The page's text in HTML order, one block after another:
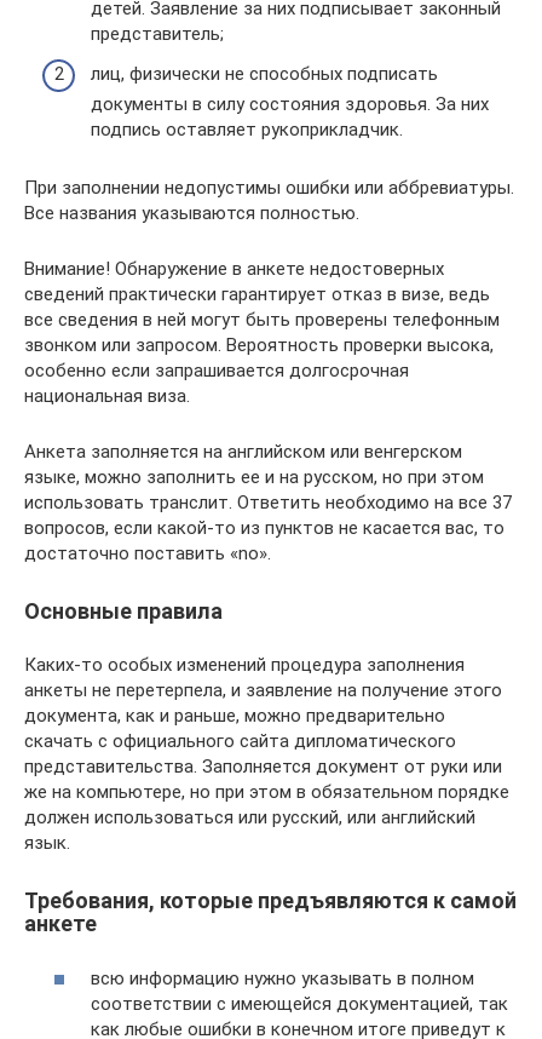
детей. Заявление за них подписывает законный
представитель;
лиц, физически не способных подписать
документы в силу состояния здоровья. За них
подпись оставляет рукоприкладчик.
При заполнении недопустимы ошибки или аббревиатуры.
Все названия указываются полностью.
Внимание! Обнаружение в анкете недостоверных
сведений практически гарантирует отказ в визе, ведь
все сведения в ней могут быть проверены телефонным
звонком или запросом. Вероятность проверки высока,
особенно если запрашивается долгосрочная
национальная виза.
Анкета заполняется на английском или венгерском
языке, можно заполнить ее и на русском, но при этом
использовать транслит. Ответить необходимо на все 37
вопросов, если какой-то из пунктов не касается вас, то
достаточно поставить «no».
Основные правила
Каких-то особых изменений процедура заполнения
анкеты не перетерпела, и заявление на получение этого
документа, как и раньше, можно предварительно
скачать с официального сайта дипломатического
представительства. Заполняется документ от руки или
же на компьютере, но при этом в обязательном порядке
должен использоваться или русский, или английский
язык.
Требования, которые предъявляются к самой
анкете
всю информацию нужно указывать в полном
соответствии с имеющейся документацией, так
как любые ошибки в конечном итоге приведут к